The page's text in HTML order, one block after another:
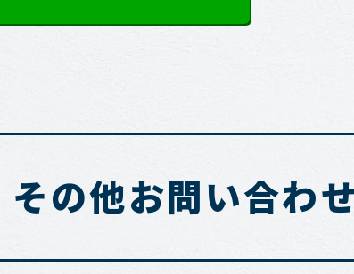
の他お問い合わ